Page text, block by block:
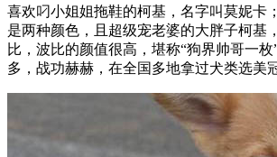
喜欢叼小姐姐拖鞋的柯基，名字叫莫妮卡
是两种颜色，且超级宠老婆的大胖子柯基
比，波比的颜值很高，堪称“狗界帅哥一
多，战功赫赫，在全国多地拿过犬类选美